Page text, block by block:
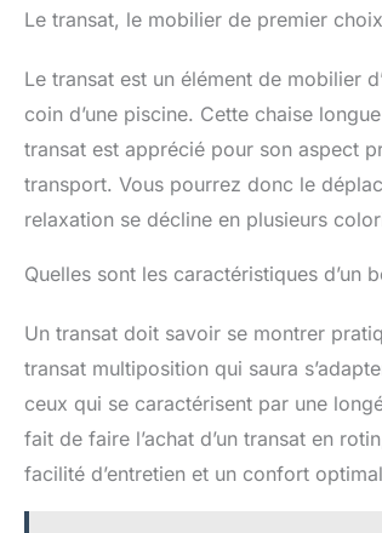
Le transat, le mobilier de premier
Le transat est un élément de mobilier
coin d’une piscine. Cette chaise
transat est apprécié pour son aspect
transport. Vous pourrez donc le
relaxation se décline en plusieurs
Quelles sont les caractéristiques d’un
Un transat doit savoir se montrer
transat multiposition qui saura
ceux qui se caractérisent par une
fait de faire l’achat d’un transat en
facilité d’entretien et un confort